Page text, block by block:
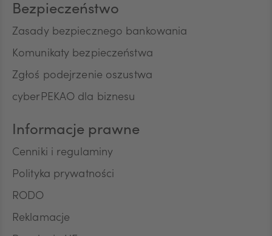
Bezpieczeństwo
Zasady bezpiecznego bankowania
Komunikaty bezpieczeństwa
Zgłoś podejrzenie oszustwa
cyberPEKAO dla biznesu
Informacje prawne
Cenniki i regulaminy
Polityka prywatności
RODO
Reklamacje